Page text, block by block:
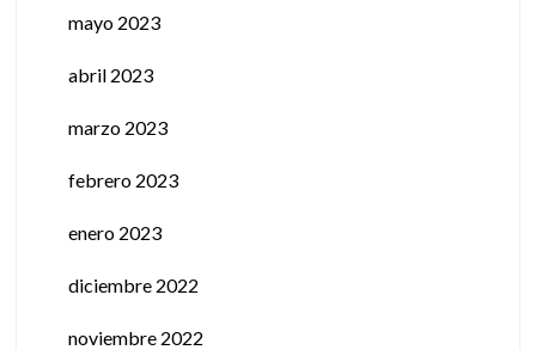
mayo 2023
abril 2023
marzo 2023
febrero 2023
enero 2023
diciembre 2022
noviembre 2022